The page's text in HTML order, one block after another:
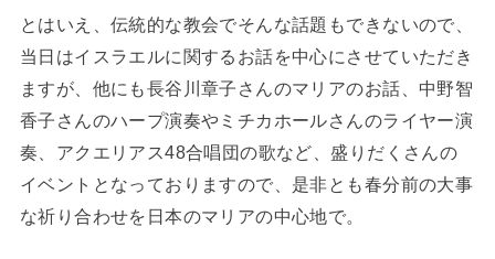
とはいえ、伝統的な教会でそんな話題もできないので、
当日はイスラエルに関するお話を中心にさせていただき
ますが、他にも長谷川章子さんのマリアのお話、中野智
香子さんのハープ演奏やミチカホールさんのライヤー演
奏、アクエリアス48合唱団の歌など、盛りだくさんの
イベントとなっておりますので、是非とも春分前の大事
な祈り合わせを日本のマリアの中心地で。